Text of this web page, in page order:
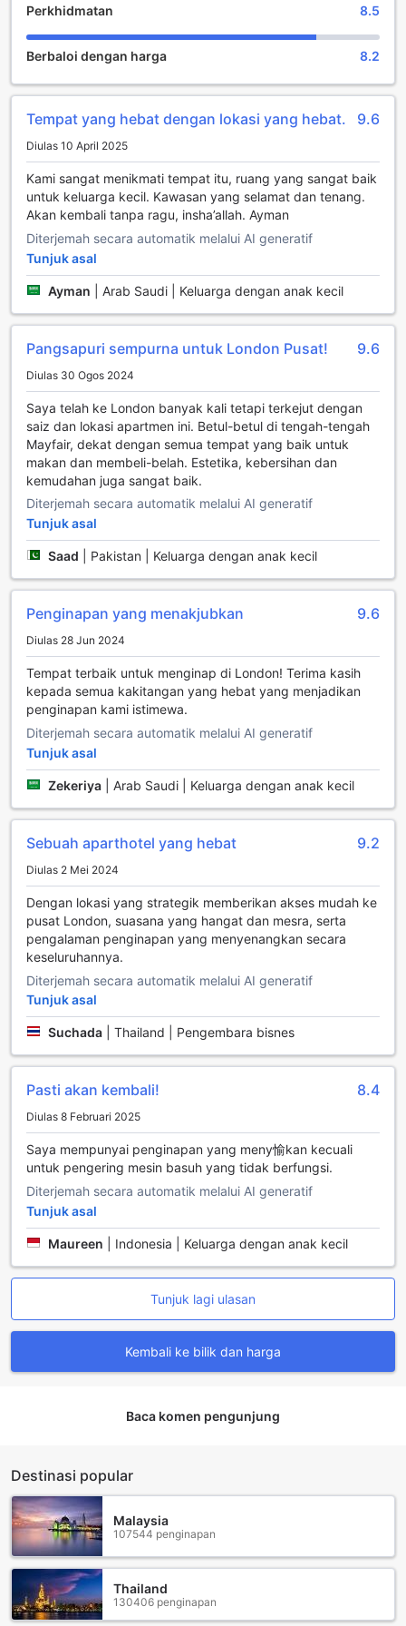
mana anda boleh menjelajahi pelbagai produk tempatan
dan antarabangsa. Dari butik fesyen yang bergaya hingga
kedai kraf tangan yang unik, pengalaman membeli-belah di
Selain itu, Native Mayfair juga menawarkan kemudahan
salon yang mewah. Anda boleh menikmati perkhidmatan
kecantikan dan penjagaan diri yang profesional,
menjadikan ia tempat yang ideal untuk bersantai selepas
hari yang penuh aktiviti. Dengan suasana yang tenang dan
pakar yang berpengalaman, anda akan merasa segar dan
bertenaga, siap untuk meneruskan pengembaraan anda di
London. Kemudahan hiburan ini menjadikan Native Mayfair
pilihan yang sempurna bagi mereka yang mencari
pengalaman penginapan yang lengkap dan memuaskan.
Kemudahan Praktikal di Native Mayfair
Di Native Mayfair, setiap pengunjung akan merasai
kemudahan praktikal yang direka untuk memenuhi
tersedia, anda tidak perlu bimbang tentang pakaian kotor
semasa menginap. Perkhidmatan ini memastikan pakaian
anda sentiasa segar dan bersih, membolehkan anda
menikmati penginapan tanpa sebarang gangguan. Selain
itu, kemudahan laundromat yang disediakan memudahkan
anda untuk mencuci dan mengeringkan pakaian dengan
cepat dan efisien, memberikan kebebasan untuk
merancang aktiviti harian anda tanpa batasan.
Keselamatan juga menjadi keutamaan di Native Mayfair.
Dengan peti keselamatan yang disediakan, anda boleh
menyimpan barang berharga dengan tenang. Wi-Fi
percuma di semua bilik dan kawasan awam memastikan
dapat merancang pengembaraan anda di London. Dengan
kemudahan yang lengkap ini, Native Mayfair menawarkan
pengalaman penginapan yang selesa dan praktikal,
menjadikannya pilihan ideal untuk pelancong yang
menghargai keselesaan dan keselamatan.
Kemudahan Pengangkutan di Native Mayfair
Di Native Mayfair, pengunjung akan menikmati kemudahan
pengangkutan yang direka untuk keselesaan dan
di lokasi, membolehkan tetamu untuk memarkir kenderaan
mereka dengan mudah selepas tiba. Ini adalah pilihan yang
ideal bagi mereka yang memandu sendiri dan ingin
menjelajahi keindahan London tanpa perlu risau tentang
tempat letak kereta.
Walau bagaimanapun, perlu diingat bahawa caj letak
kereta akan dikenakan. Ini memberikan kemudahan
kepada para tetamu untuk merancang perjalanan mereka
dengan lebih baik. Dengan akses mudah ke tempat letak
kereta, anda boleh meluangkan masa untuk menikmati
semua tarikan menarik yang ditawarkan oleh London,
tanpa perlu bimbang tentang jarak perjalanan. Native
Mayfair memastikan bahawa pengalaman penginapan
anda bukan sahaja selesa tetapi juga praktikal.
Kemudahan Bilik di Native Mayfair
keselesaan dan kemewahan kepada para tetamu. Bilik-bilik
ini dilengkapi dengan penghawa dingin yang memastikan
pengalaman penginapan anda lebih menyenangkan. Anda
tidak perlu risau tentang keperluan harian kerana setiap
bilik juga menyediakan pengering rambut yang praktikal,
membolehkan anda bersiap dengan cepat sebelum
menerokai keindahan London.
Untuk hiburan, bilik-bilik di Native Mayfair dilengkapi
dengan televisyen satelit/kabel yang menawarkan pelbagai
secawan kopi atau teh untuk memulakan hari, kemudahan
pembuat kopi/teh disediakan di dalam bilik. Selain itu, peti
barangan mandian dan tuala juga disediakan untuk
Di Native Mayfair, pengalaman gastronomi anda akan
dipenuhi dengan pelbagai pilihan menarik yang pasti
memuaskan selera. Restoran yang terletak di dalam hotel
ini menawarkan suasana yang elegan, di mana setiap
hidangan disediakan dengan penuh perhatian dan
menggunakan bahan-bahan segar berkualiti tinggi.
Perkhidmatan 8.5
Berbaloi dengan harga 8.2
Tempat yang hebat dengan lokasi yang hebat. 9.6
Diulas 10 April 2025
Kami sangat menikmati tempat itu, ruang yang sangat baik
untuk keluarga kecil. Kawasan yang selamat dan tenang.
Akan kembali tanpa ragu, insha’allah. Ayman
Diterjemah secara automatik melalui AI generatif
Tunjuk asal
Ayman Arab Saudi | Keluarga dengan anak kecil
Pangsapuri sempurna untuk London Pusat! 9.6
Diulas 30 Ogos 2024
Saya telah ke London banyak kali tetapi terkejut dengan
saiz dan lokasi apartmen ini. Betul-betul di tengah-tengah
Mayfair, dekat dengan semua tempat yang baik untuk
makan dan membeli-belah. Estetika, kebersihan dan
kemudahan juga sangat baik.
Diterjemah secara automatik melalui AI generatif
Tunjuk asal
Saad Pakistan | Keluarga dengan anak kecil
Penginapan yang menakjubkan 9.6
Diulas 28 Jun 2024
Tempat terbaik untuk menginap di London! Terima kasih
kepada semua kakitangan yang hebat yang menjadikan
penginapan kami istimewa.
Diterjemah secara automatik melalui AI generatif
Tunjuk asal
Zekeriya Arab Saudi | Keluarga dengan anak kecil
Sebuah aparthotel yang hebat 9.2
Diulas 2 Mei 2024
Dengan lokasi yang strategik memberikan akses mudah ke
pusat London, suasana yang hangat dan mesra, serta
pengalaman penginapan yang menyenangkan secara
keseluruhannya.
Diterjemah secara automatik melalui AI generatif
Tunjuk asal
Suchada Thailand | Pengembara bisnes
Pasti akan kembali! 8.4
Diulas 8 Februari 2025
Saya mempunyai penginapan yang meny愉kan kecuali
untuk pengering mesin basuh yang tidak berfungsi.
Diterjemah secara automatik melalui AI generatif
Tunjuk asal
Maureen Indonesia | Keluarga dengan anak kecil
Tunjuk lagi ulasan
Kembali ke bilik dan harga
Baca komen pengunjung
Destinasi popular
Malaysia
107544 penginapan
Thailand
130406 penginapan